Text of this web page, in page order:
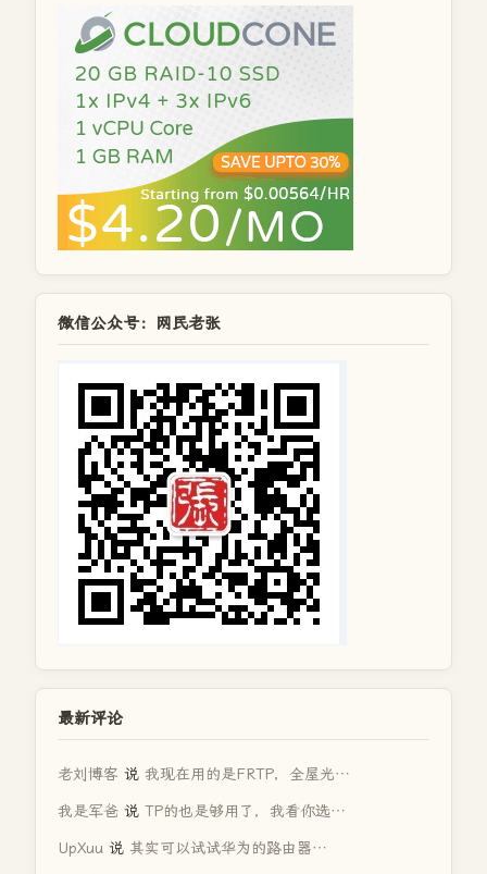
微信公众号：网民老张
最新评论
老刘博客 说 我现在用的是FRTP，全屋光…
我是军爸 说 TP的也是够用了，我看你选…
UpXuu 说 其实可以试试华为的路由器…